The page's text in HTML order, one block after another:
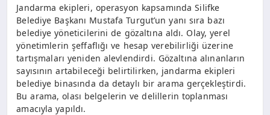
Jandarma ekipleri, operasyon kapsamında Silifke
Belediye Başkanı Mustafa Turgut’un yanı sıra bazı
belediye yöneticilerini de gözaltına aldı. Olay, yerel
yönetimlerin şeffaflığı ve hesap verebilirliği üzerine
tartışmaları yeniden alevlendirdi. Gözaltına alınanların
sayısının artabileceği belirtilirken, jandarma ekipleri
belediye binasında da detaylı bir arama gerçekleştirdi.
Bu arama, olası belgelerin ve delillerin toplanması
amacıyla yapıldı.